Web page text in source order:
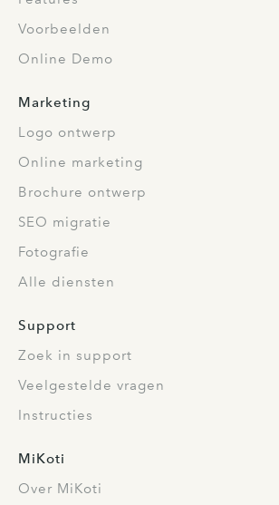
Voorbeelden
Online Demo
Marketing
Logo ontwerp
Online marketing
Brochure ontwerp
SEO migratie
Fotografie
Alle diensten
Support
Zoek in support
Veelgestelde vragen
Instructies
MiKoti
Over MiKoti